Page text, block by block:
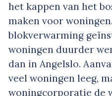
het kappen van het
maken voor
blokverwarming
woningen duurder
dan in Angelslo.
veel woningen leeg,
woningcorporatie de